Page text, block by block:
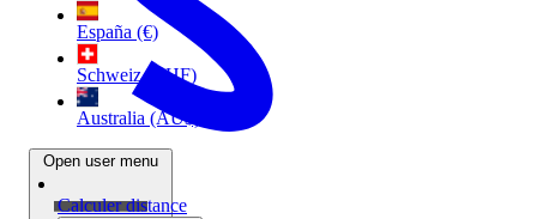
España (€)
Schweiz (CHF)
Australia (AU$)
Open user menu
Calculer distance